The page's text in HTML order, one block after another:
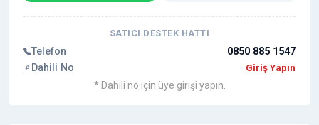
SATICI DESTEK HATTI
Telefon
0850 885 1547
Dahili No
Giriş Yapın
* Dahili no için üye girişi yapın.